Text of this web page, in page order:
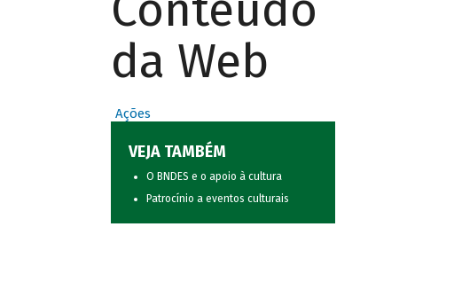
da Web
Ações
VEJA TAMBÉM
O BNDES e o apoio à cultura
Patrocínio a eventos culturais